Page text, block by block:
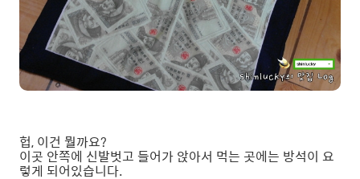
헙, 이건 뭘까요?
이곳 안쪽에 신발벗고 들어가 앉아서 먹는 곳에는 방석이 요
렇게 되어있습니다.